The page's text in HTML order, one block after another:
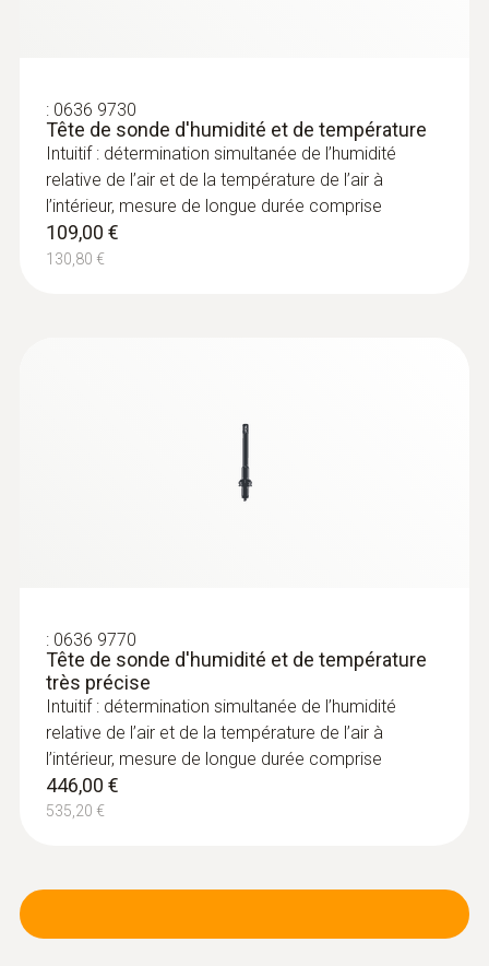
Sondes de contact
118,80 €
: 0636 9730
Tête de sonde d'humidité et de température
Intuitif : détermination simultanée de l’humidité
relative de l’air et de la température de l’air à
l’intérieur, mesure de longue durée comprise
109,00 €
130,80 €
: 0636 9770
Tête de sonde d'humidité et de température
très précise
Intuitif : détermination simultanée de l’humidité
relative de l’air et de la température de l’air à
l’intérieur, mesure de longue durée comprise
446,00 €
535,20 €